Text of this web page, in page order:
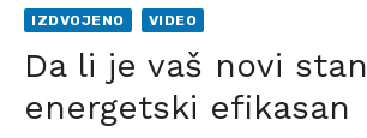
IZDVOJENO VIDEO
Da li je vaš novi stan
energetski efikasan